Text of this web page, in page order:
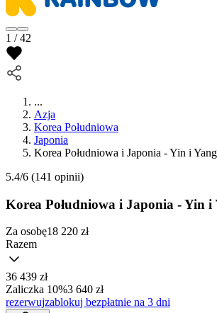
1 / 42
...
Azja
Korea Południowa
Japonia
Korea Południowa i Japonia - Yin i Yang
5.4/6 (141 opinii)
Korea Południowa i Japonia - Yin i
Za osobę18 220 zł
Razem
36 439 zł
Zaliczka 10%3 640 zł
rezerwujzablokuj bezpłatnie na 3 dni